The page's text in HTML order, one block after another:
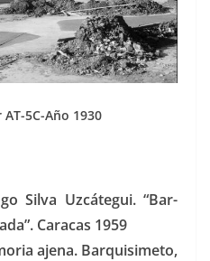
5C-Año 1930
Sil­va Uzcátegui. “Bar­
Cara­cas 1959
aje­na. Bar­quisime­to,